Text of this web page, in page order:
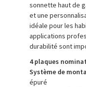
sonnette haut de
et une
idéale pour les
applications
durabilité sont
4 plaques
Système de
épuré